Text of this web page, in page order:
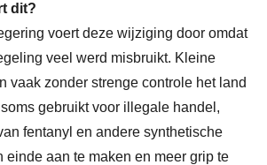
dit?
voert deze wijziging door omdat
veel werd misbruikt. Kleine
vaak zonder strenge controle het land
gebruikt voor illegale handel,
fentanyl en andere synthetische
einde aan te maken en meer grip te